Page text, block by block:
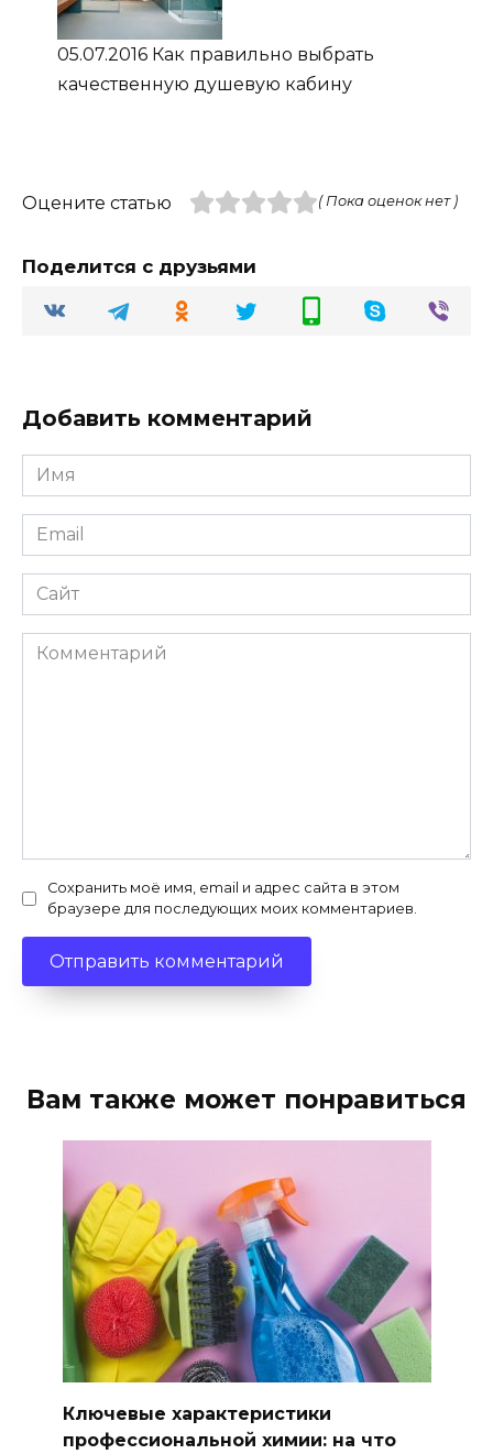
05.07.2016 Как правильно выбрать
качественную душевую кабину
Оцените статью ( Пока оценок нет )
Поделится с друзьями
Добавить комментарий
Имя
Email
Сайт
Комментарий
Сохранить моё имя, email и адрес сайта в этом
браузере для последующих моих комментариев.
Вам также может понравиться
Ключевые характеристики
профессиональной химии: на что